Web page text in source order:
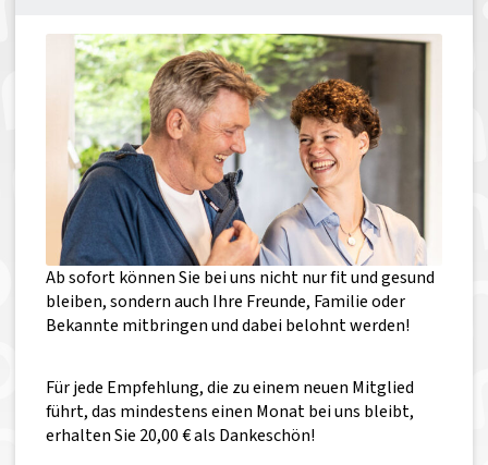
Ab sofort können Sie bei uns nicht nur fit und gesund
bleiben, sondern auch Ihre Freunde, Familie oder
Bekannte mitbringen und dabei belohnt werden!
Für jede Empfehlung, die zu einem neuen Mitglied
führt, das mindestens einen Monat bei uns bleibt,
erhalten Sie 20,00 € als Dankeschön!